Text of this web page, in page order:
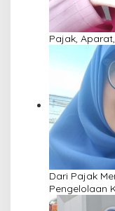
Pajak,
Dari Pajak
Pengelolaan